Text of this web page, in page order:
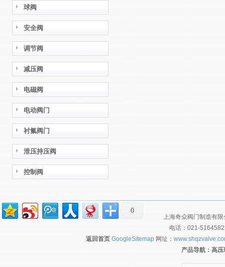
球阀
安全阀
调节阀
减压阀
电磁阀
电动阀门
衬氟阀门
泄压持压阀
控制阀
0
上海奇众阀门制造有
电话：021-
返回首页 GoogleSitemap 网址：
产品导航： 高压